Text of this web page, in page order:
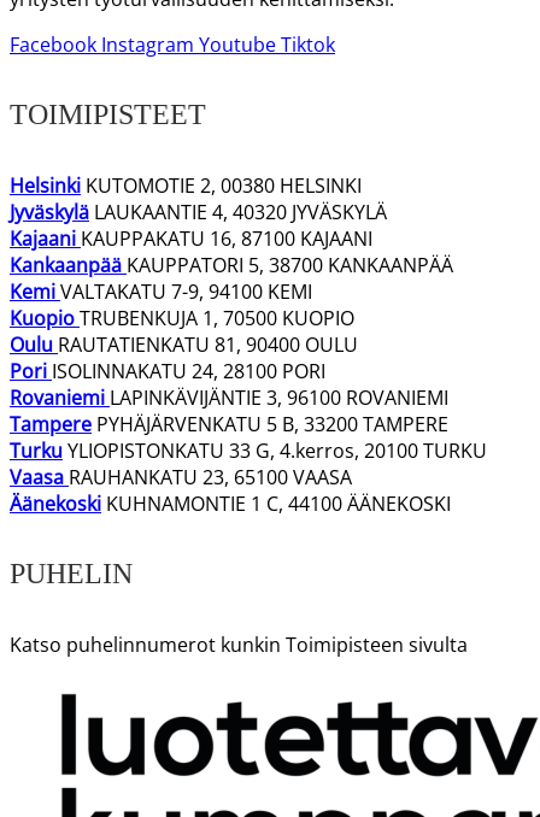
Facebook Instagram YoutubeTiktok
TOIMIPISTEET
Helsinki KUTOMOTIE 2, 00380 HELSINKI
Jyväskylä LAUKAANTIE 4, 40320 JYVÄSKYLÄ
Kajaani KAUPPAKATU 16, 87100 KAJAANI
Kankaanpää KAUPPATORI 5, 38700 KANKAANPÄÄ
KemiVALTAKATU 7-9, 94100 KEMI
KuopioTRUBENKUJA 1, 70500 KUOPIO
Oulu RAUTATIENKATU 81, 90400 OULU
Pori ISOLINNAKATU 24, 28100 PORI
Rovaniemi LAPINKÄVIJÄNTIE 3, 96100 ROVANIEMI
Tampere PYHÄJÄRVENKATU 5 B, 33200 TAMPERE
TurkuYLIOPISTONKATU 33 G, 4.kerros, 20100 TURKU
Vaasa RAUHANKATU 23, 65100 VAASA
Äänekoski KUHNAMONTIE 1 C, 44100 ÄÄNEKOSKI
PUHELIN
Katso puhelinnumerot kunkin Toimipisteen sivulta